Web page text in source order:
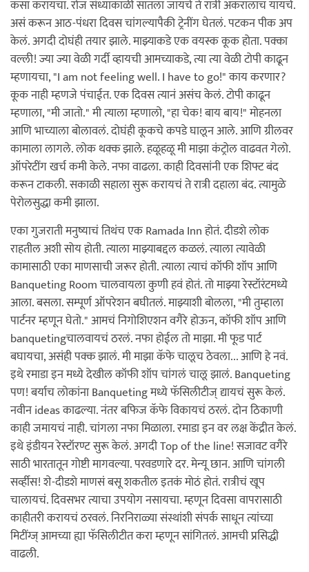
कसा करायचा. रोज संध्याकाळी सातला जायचे ते रात्री अकरालाच यायचे.
असं करून आठ-पंधरा दिवस चांगल्यापैकी ट्रेनींग घेतलं. पटकन पीक अप
केलं. अगदी दोघंही तयार झाले. माझ्याकडे एक वयस्क कूक होता. पक्का
वल्ली! ज्या ज्या वेळी गर्दी व्हायची आमच्याकडे, त्या त्या वेळी टोपी काढून
म्हणायचा, "I am not feeling well. I have to go!" काय करणार?
कूक नाही म्हणजे पंचाईत. एक दिवस त्यानं असंच केलं. टोपी काढून
म्हणाला, "मी जातो." मी त्याला म्हणालो, "हा चेक! बाय बाय!" मोहनला
आणि भाच्याला बोलावलं. दोघंही कूकचे कपडे घालून आले. आणि ग्रीलवर
कामाला लागले. लोक थक्क झाले. हळूहळू मी माझा कंट्रोल वाढवत गेलो.
ऑपरेटींग खर्च कमी केले. नफा वाढला. काही दिवसांनी एक शिफ्ट बंद
करून टाकली. सकाळी सहाला सुरू करायचं ते रात्री दहाला बंद. त्यामुळे
पेरोलसुद्धा कमी झाला.
एका गुजराती मनुष्याचं तिथंच एक Ramada Inn होतं. दीडशे लोक
राहतील अशी सोय होती. त्याला माझ्याबद्दल कळलं. त्याला त्यावेळी
कामासाठी एका माणसाची जरूर होती. त्याला त्याचं कॉफी शॉप आणि
Banqueting Room चालवायला कुणी हवं होतं. तो माझ्या रेस्टॉरंटमध्ये
आला. बसला. सम्पूर्ण ऑपरेशन बघीतलं. माझ्याशी बोलला, "मी तुम्हाला
पार्टनर म्हणून घेतो." आमचं निगोशिएशन वगैरे होऊन, कॉफी शॉप आणि
banquetingचालवायचं ठरलं. नफा होईल तो माझा. मी फूड पार्ट
बघायचा, असंही पक्क झालं. मी माझा कॅफे चालूच ठेवला... आणि हे नवं.
इथे रमाडा इन मध्ये देखील कॉफी शॉप चांगलं चालू झालं. Banqueting
पण! बर्याच लोकांना Banqueting मध्ये फॅसिलीटीज् द्यायचं सुरू केलं.
नवीन ideas काढल्या. नंतर बफिज कॅफे विकायचं ठरलं. दोन ठिकाणी
काही जमायचं नाही. चांगला नफा मिळाला. रमाडा इन वर लक्ष केंद्रीत केलं.
इथे इंडीयन रेस्टॉरण्ट सुरू केलं. अगदी Top of the line! सजावट वगैरे
साठी भारतातून गोष्टी मागवल्या. परवडणारे दर. मेन्यू छान. आणि चांगली
सर्व्हीस! शे-दीडशे माणसं बसू शकतील इतकं मोठं होतं. रात्रीचं खूप
चालायचं. दिवसभर त्याचा उपयोग नसायचा. म्हणून दिवसा वापरासाठी
काहीतरी करायचं ठरवलं. निरनिराळ्या संस्थांशी संपर्क साधून त्यांच्या
मिटींग्ज् आमच्या ह्या फॅसिलीटीत करा म्हणून सांगितलं. आमची प्रसिद्धी
वाढली.